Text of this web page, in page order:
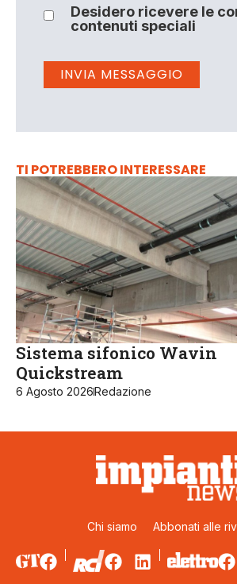
Desidero ricevere le
contenuti speciali
TI POTREBBERO INTERESSARE
Sistema sifonico Wavin
Quickstream
6 Agosto 2026Redazione
Chi siamo Abbonati alle